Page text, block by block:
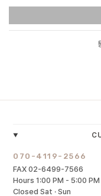
070-4119-2566
FAX 02-6499-7566
Hours 1:00 PM - 5:00 PM
Closed Sat · Sun